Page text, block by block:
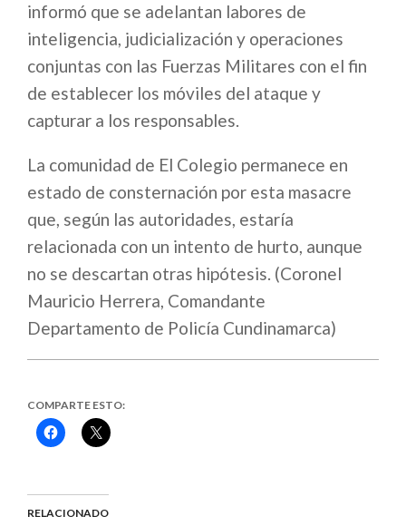
informó que se adelantan labores de
inteligencia, judicialización y operaciones
conjuntas con las Fuerzas Militares con el fin
de establecer los móviles del ataque y
capturar a los responsables.
La comunidad de El Colegio permanece en
estado de consternación por esta masacre
que, según las autoridades, estaría
relacionada con un intento de hurto, aunque
no se descartan otras hipótesis. (Coronel
Mauricio Herrera, Comandante
Departamento de Policía Cundinamarca)
COMPARTE ESTO:
Haz
clic
(Se
abre
Haz
clic
(Se
abre
RELACIONADO